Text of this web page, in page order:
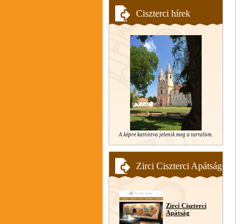
Ciszterci hírek
A képre kattintva jelenik meg a tartalom.
Zirci Ciszterci Apátság
Zirci Ciszterci
Apátság